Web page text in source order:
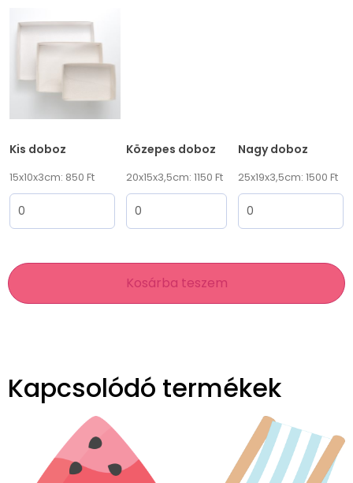
Kis doboz
15x10x3cm: 850 Ft
Közepes doboz
20x15x3,5cm: 1150 Ft
Nagy doboz
25x19x3,5cm: 1500 Ft
Kosárba teszem
Kapcsolódó termékek